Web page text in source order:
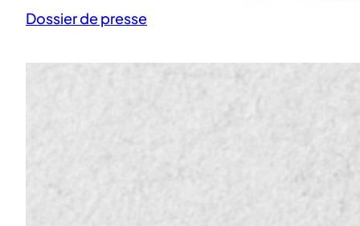
Dossier de presse